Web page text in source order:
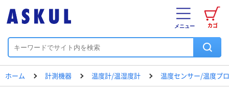
カゴ
メニュー
ホーム 計測機器 温度計/温湿度計 温度センサー/温度プ